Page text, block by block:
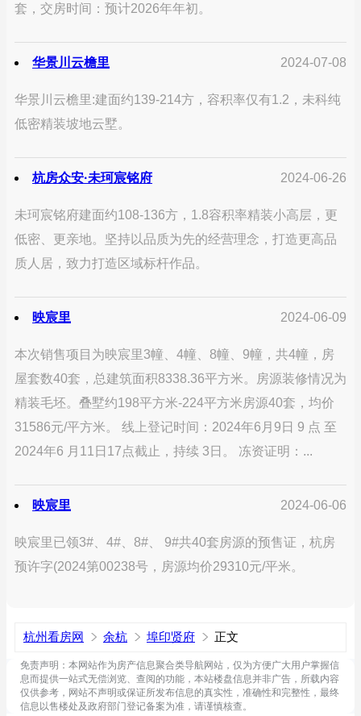
套，交房时间：预计2026年年初。
华景川云檐里 2024-07-08
华景川云檐里:建面约139-214方，容积率仅有1.2，未科纯
低密精装坡地云墅。
杭房众安·未珂宸铭府 2024-06-26
未珂宸铭府建面约108-136方，1.8容积率精装小高层，更
低密、更亲地。坚持以品质为先的经营理念，打造更高品
质人居，致力打造区域标杆作品。
映宸里 2024-06-09
本次销售项目为映宸里3幢、4幢、8幢、9幢，共4幢，房
屋套数40套，总建筑面积8338.36平方米。房源装修情况为
精装毛坯。叠墅约198平方米-224平方米房源40套，均价
31586元/平方米。 线上登记时间：2024年6月9日 9 点 至
2024年6 月11日17点截止，持续 3日。 冻资证明：...
映宸里 2024-06-06
映宸里已领3#、4#、8#、 9#共40套房源的预售证，杭房
预许字(2024第00238号，房源均价29310元/平米。
杭州看房网 余杭 埠印贤府 正文
免责声明：本网站作为房产信息聚合类导航网站，仅为方便广大用户掌握信
息而提供一站式无偿浏览、查阅的功能，本站楼盘信息并非广告，所载内容
仅供参考，网站不声明或保证所发布信息的真实性，准确性和完整性，最终
信息以售楼处及政府部门登记备案为准，请谨慎核查。